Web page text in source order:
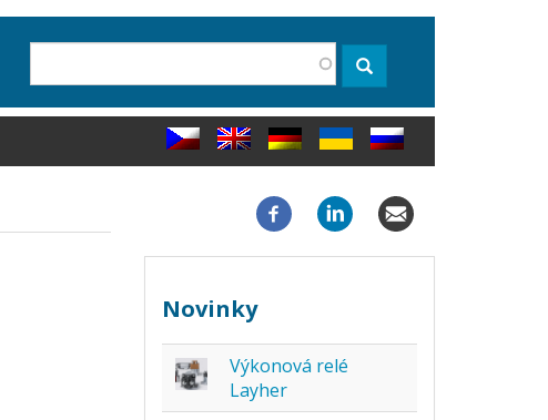
Search
Search
Novinky
Výkonová relé
Layher